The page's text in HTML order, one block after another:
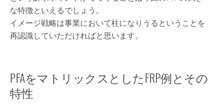
な特徴といえるでしょう。
イメージ戦略は事業において柱になりうるということを
再認識していただければと思います。
PFAをマトリックスとしたFRP例とその
特性